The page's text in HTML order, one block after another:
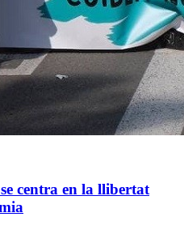
centra en la llibertat